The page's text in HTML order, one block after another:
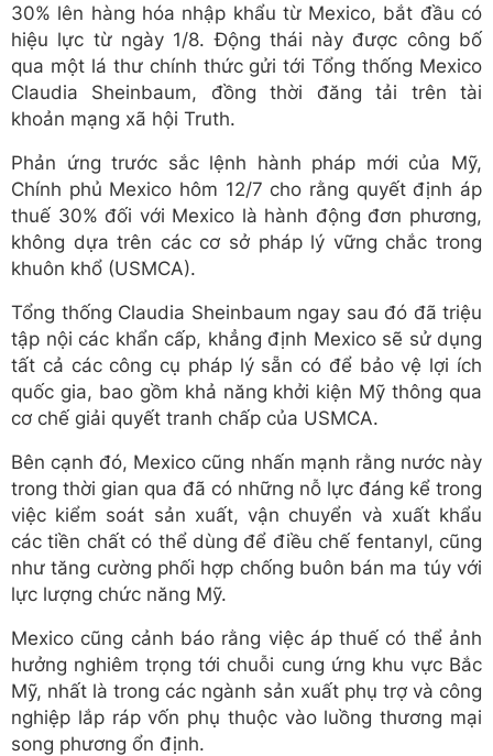
30% lên hàng hóa nhập khẩu từ Mexico, bắt đầu có
hiệu lực từ ngày 1/8. Động thái này được công bố
qua một lá thư chính thức gửi tới Tổng thống Mexico
Claudia Sheinbaum, đồng thời đăng tải trên tài
khoản mạng xã hội Truth.
Phản ứng trước sắc lệnh hành pháp mới của Mỹ,
Chính phủ Mexico hôm 12/7 cho rằng quyết định áp
thuế 30% đối với Mexico là hành động đơn phương,
không dựa trên các cơ sở pháp lý vững chắc trong
khuôn khổ (USMCA).
Tổng thống Claudia Sheinbaum ngay sau đó đã triệu
tập nội các khẩn cấp, khẳng định Mexico sẽ sử dụng
tất cả các công cụ pháp lý sẵn có để bảo vệ lợi ích
quốc gia, bao gồm khả năng khởi kiện Mỹ thông qua
cơ chế giải quyết tranh chấp của USMCA.
Bên cạnh đó, Mexico cũng nhấn mạnh rằng nước này
trong thời gian qua đã có những nỗ lực đáng kể trong
việc kiểm soát sản xuất, vận chuyển và xuất khẩu
các tiền chất có thể dùng để điều chế fentanyl, cũng
như tăng cường phối hợp chống buôn bán ma túy với
lực lượng chức năng Mỹ.
Mexico cũng cảnh báo rằng việc áp thuế có thể ảnh
hưởng nghiêm trọng tới chuỗi cung ứng khu vực Bắc
Mỹ, nhất là trong các ngành sản xuất phụ trợ và công
nghiệp lắp ráp vốn phụ thuộc vào luồng thương mại
song phương ổn định.